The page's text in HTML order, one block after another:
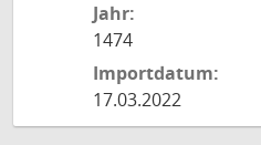
Jahr:
1474
Importdatum:
17.03.2022